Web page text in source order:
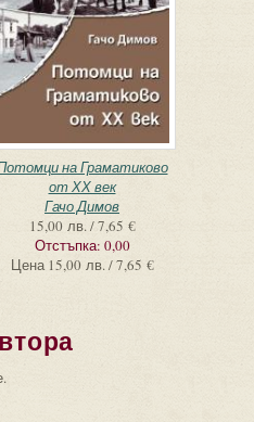
на Граматиково
от ХХ век
Гачо Димов
15,00 лв. / 7,65 €
Отстъпка: 0,00
Цена 15,00 лв. / 7,65 €